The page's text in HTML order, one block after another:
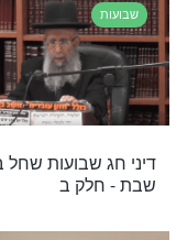
לערב שבועות